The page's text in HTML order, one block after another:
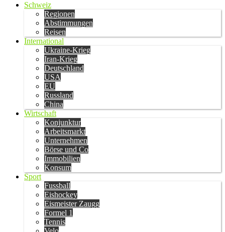
Schweiz
Regionen
Abstimmungen
Reisen
International
Ukraine-Krieg
Iran-Krieg
Deutschland
USA
EU
Russland
China
Wirtschaft
Konjunktur
Arbeitsmarkt
Unternehmen
Börse und Co
Immobilien
Konsum
Sport
Fussball
Eishockey
Eismeister Zaugg
Formel 1
Tennis